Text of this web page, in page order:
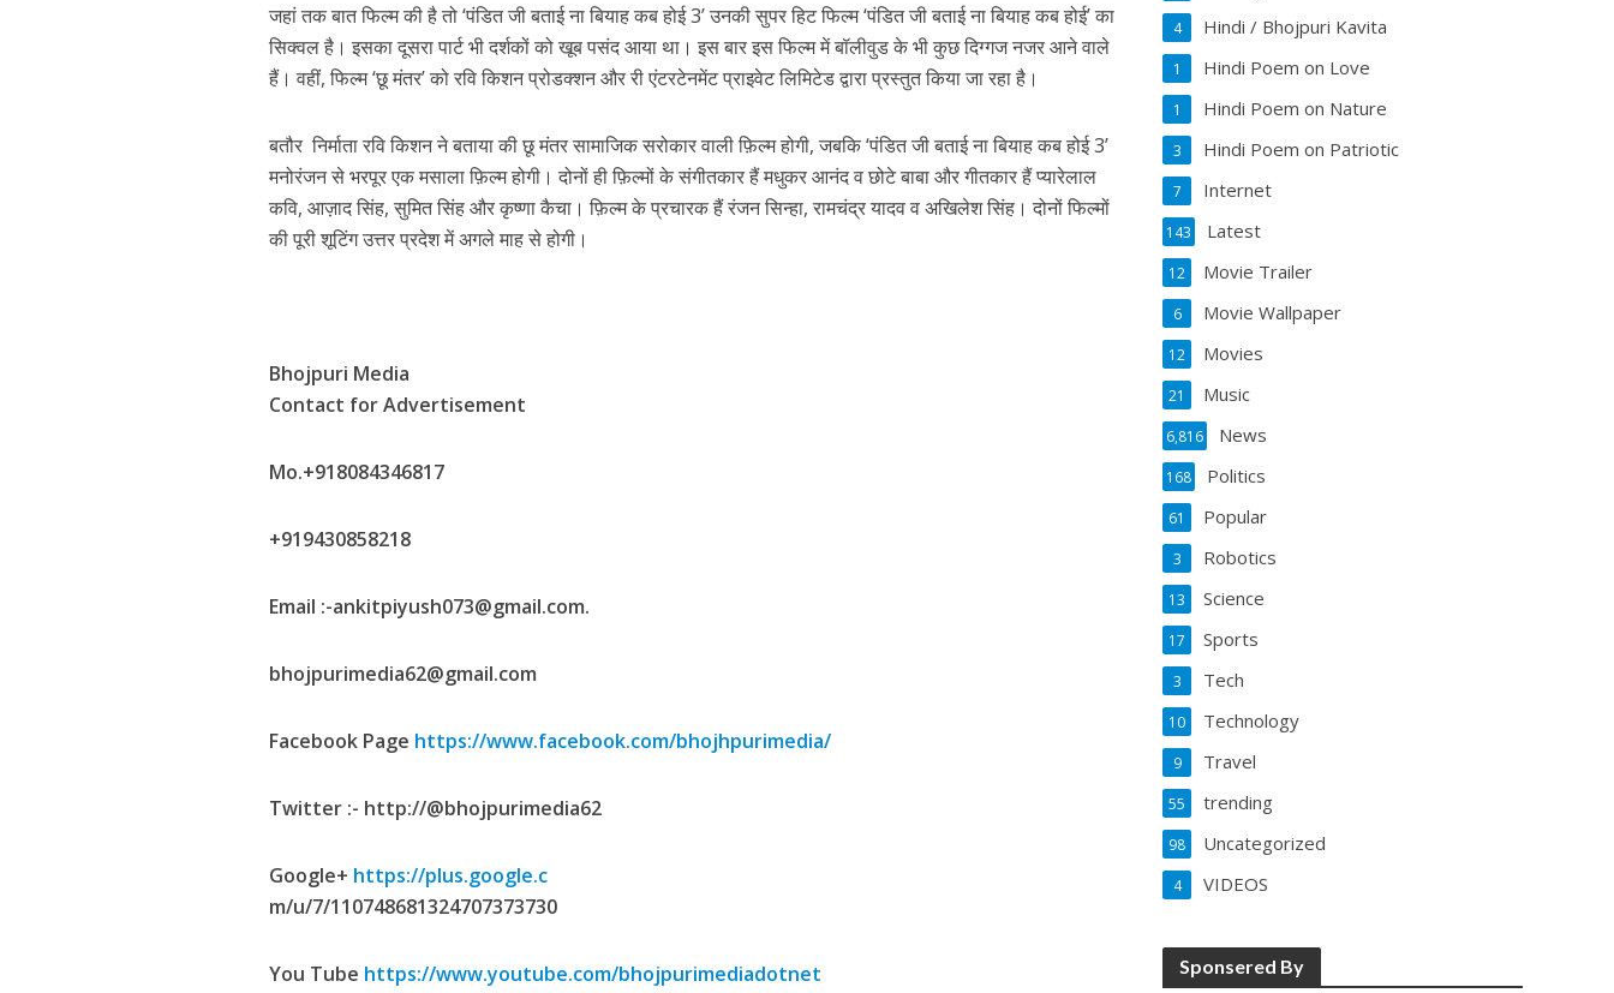
साजिद नाडियाडवाला के साथ 25 वर्षों का सफर, अब ‘ओम गोल्डन फ्यूचर मूवीज़’ के साथ नई पारी शुरू करेंगे प्रेमचंद्र झा
जहां तक बात फिल्‍म की है तो ‘पंडित जी बताई ना बियाह कब होई 3’ उनकी सुपर हिट फिल्‍म ‘पंडित जी बताई ना बियाह कब होई’ का
सिक्‍वल है। इसका दूसरा पार्ट भी दर्शकों को खूब पसंद आया था। इस बार इस फिल्‍म में बॉलीवुड के भी कुछ दिग्‍गज नजर आने वाले
हैं। वहीं, फिल्‍म ‘छू मंतर’ को रवि किशन प्रोडक्शन और री एंटरटेनमेंट प्राइवेट लिमिटेड द्वारा प्रस्तुत किया जा रहा है।
बतौर निर्माता रवि किशन ने बताया की छू मंतर सामाजिक सरोकार वाली फ़िल्म होगी, जबकि ‘पंडित जी बताई ना बियाह कब होई 3’
मनोरंजन से भरपूर एक मसाला फ़िल्म होगी। दोनों ही फ़िल्मों के संगीतकार हैं मधुकर आनंद व छोटे बाबा और गीतकार हैं प्यारेलाल
कवि, आज़ाद सिंह, सुमित सिंह और कृष्णा कैचा। फ़िल्म के प्रचारक हैं रंजन सिन्हा, रामचंद्र यादव व अखिलेश सिंह। दोनों फिल्‍मों
की पूरी शूटिंग उत्तर प्रदेश में अगले माह से होगी।
Bhojpuri Media
Contact for Advertisement
Mo.+918084346817
+919430858218
Email :-ankitpiyush073@gmail.com.
bhojpurimedia62@gmail.com
Facebook Page https://www.facebook.com/bhojhpurimedia/
Twitter :- http://@bhojpurimedia62
Google+ https://plus.google.c
m/u/7/110748681324707373730
You Tube https://www.youtube.com/bhojpurimediadotnet
Hindi / Bhojpuri Kavita
4
Hindi Poem on Love
1
Hindi Poem on Nature
1
Hindi Poem on Patriotic
3
Internet
7
Latest
143
Movie Trailer
12
Movie Wallpaper
6
Movies
12
Music
21
News
6,816
Politics
168
Popular
61
Robotics
3
Science
13
Sports
17
Tech
3
Technology
10
Travel
9
trending
55
Uncategorized
98
VIDEOS
4
Sponsered By